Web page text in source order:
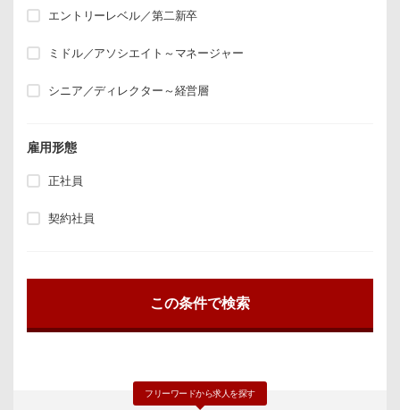
エントリーレベル／第二新卒
ミドル／アソシエイト～マネージャー
シニア／ディレクター～経営層
雇用形態
正社員
契約社員
フリーワードから求人を探す